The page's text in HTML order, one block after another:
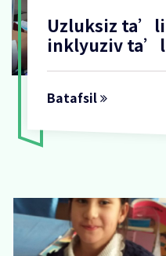
Uzluksiz
inklyuziv
yechimlar
Batafsil